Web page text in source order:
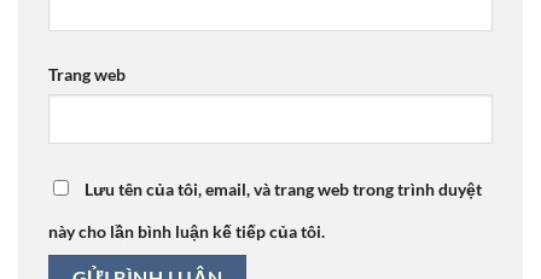
Trang web
Lưu tên của tôi, email, và trang web trong trình duyệt
này cho lần bình luận kế tiếp của tôi.